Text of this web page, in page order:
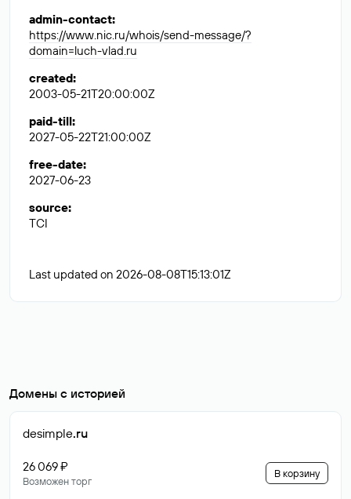
admin-contact:
https://www.nic.ru/whois/send-message/?
domain=luch-vlad.ru
created:
2003-05-21T20:00:00Z
paid-till:
2027-05-22T21:00:00Z
free-date:
2027-06-23
source:
TCI
Last updated on 2026-08-08T15:13:01Z
Домены с историей
desimple.ru
26 069 ₽
Возможен торг
В корзину